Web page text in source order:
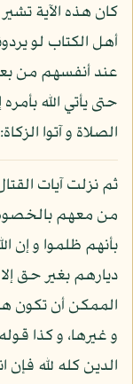
كان هذه الآية
أهل الكتاب لو
عند أنفسهم من
حتى يأتي الله
الصلاة و آتوا الزكاة:»
ثم نزلت آيات
من معهم
بأنهم ظلموا و إن
الممكن أن تكون
و غيرها، و كذا
الدين كله لله فإن